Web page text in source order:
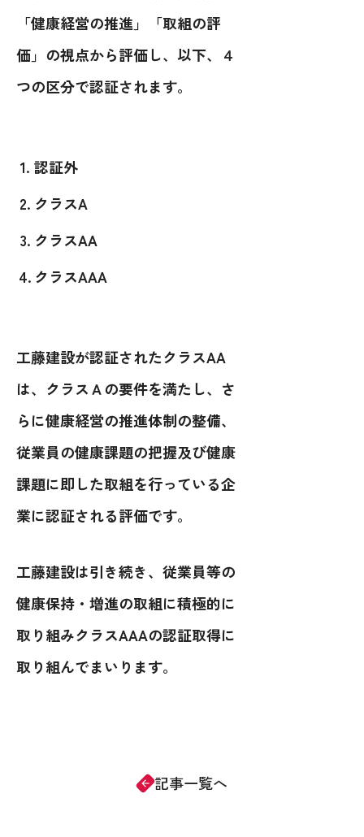
「健康経営の推進」「取組の評
価」の視点から評価し、以下、４
つの区分で認証されます。
認証外
クラスA
クラスAA
クラスAAA
工藤建設が認証されたクラスAA
は、クラスＡの要件を満たし、さ
らに健康経営の推進体制の整備、
従業員の健康課題の把握及び健康
課題に即した取組を行っている企
業に認証される評価です。
工藤建設は引き続き、従業員等の
健康保持・増進の取組に積極的に
取り組みクラスAAAの認証取得に
取り組んでまいります。
arrow_forward 記事一覧へ